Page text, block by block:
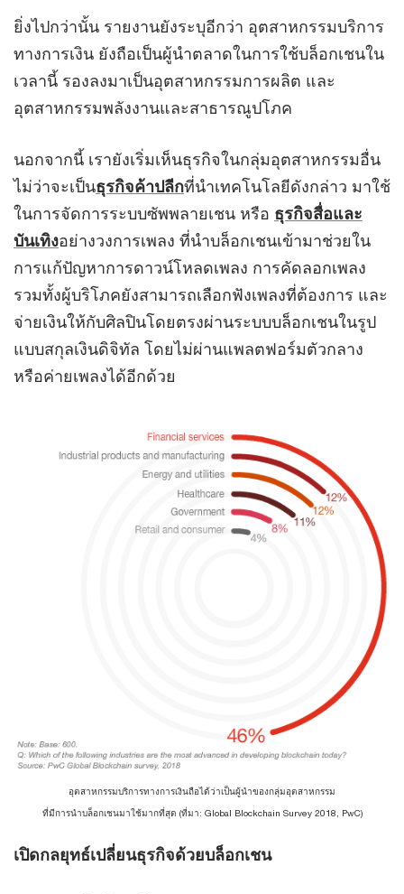
ยิ่งไปกว่านั้น รายงานยังระบุอีกว่า อุตสาหกรรมบริการ
ทางการเงิน ยังถือเป็นผู้นำตลาดในการใช้บล็อกเชนใน
เวลานี้ รองลงมาเป็นอุตสาหกรรมการผลิต และ
อุตสาหกรรมพลังงานและสาธารณูปโภค
นอกจากนี้ เรายังเริ่มเห็นธุรกิจในกลุ่มอุตสาหกรรมอื่น
ไม่ว่าจะเป็นธุรกิจค้าปลีกที่นำเทคโนโลยีดังกล่าว มาใช้
ในการจัดการระบบซัพพลายเชน หรือ ธุรกิจสื่อและ
บันเทิงอย่างวงการเพลง ที่นำบล็อกเชนเข้ามาช่วยใน
การแก้ปัญหาการดาวน์โหลดเพลง การคัดลอกเพลง
รวมทั้งผู้บริโภคยังสามารถเลือกฟังเพลงที่ต้องการ และ
จ่ายเงินให้กับศิลปินโดยตรงผ่านระบบบล็อกเชนในรูป
แบบสกุลเงินดิจิทัล โดยไม่ผ่านแพลตฟอร์มตัวกลาง
หรือค่ายเพลงได้อีกด้วย
อุตสาหกรรมบริการทางการเงินถือได้ว่าเป็นผู้นำของกลุ่มอุตสาหกรรม
ที่มีการนำบล็อกเชนมาใช้มากที่สุด (ที่มา: Global Blockchain Survey 2018, PwC)
เปิดกลยุทธ์เปลี่ยนธุรกิจด้วยบล็อกเชน